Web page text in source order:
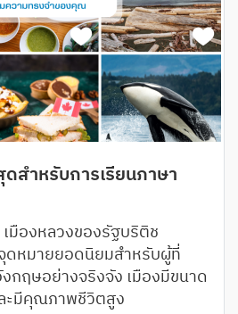
ดสำหรับการเรียนภาษา
มืองหลวงของรัฐบริติช
ดหมายยอดนิยมสำหรับผู้ที่
กฤษอย่างจริงจัง เมืองมีขนาด
ะมีคุณภาพชีวิตสูง